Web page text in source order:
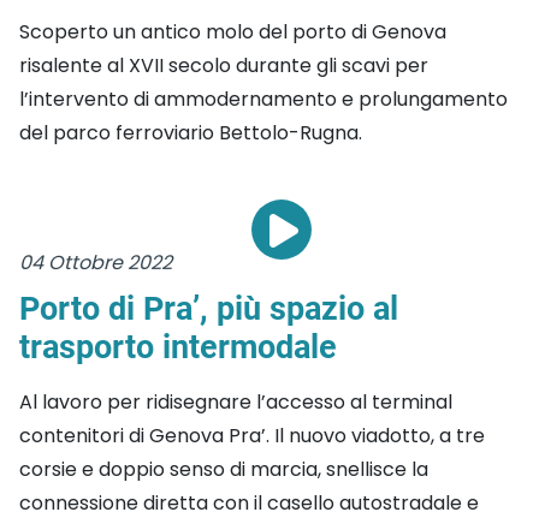
Scoperto un antico molo del porto di Genova
risalente al XVII secolo durante gli scavi per
l’intervento di ammodernamento e prolungamento
del parco ferroviario Bettolo-Rugna.
04 Ottobre 2022
Porto di Pra’, più spazio al
trasporto intermodale
Al lavoro per ridisegnare l’accesso al terminal
contenitori di Genova Pra’. Il nuovo viadotto, a tre
corsie e doppio senso di marcia, snellisce la
connessione diretta con il casello autostradale e